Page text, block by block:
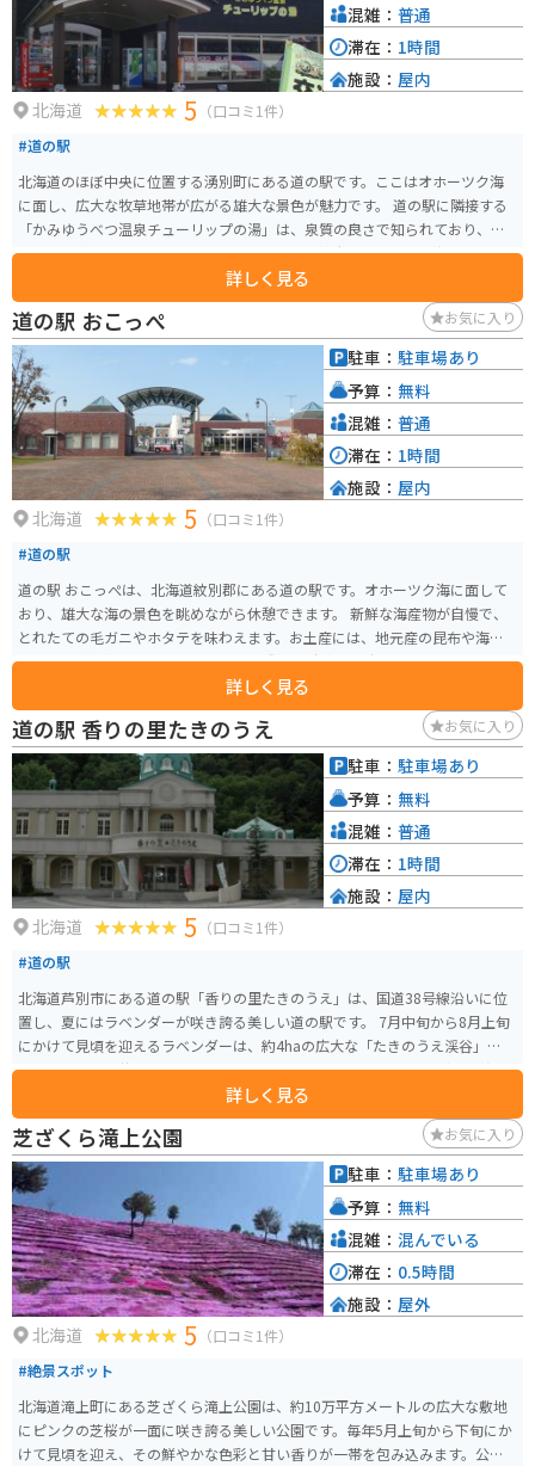
北海道 5 （口コミ1件）
#道の駅
北海道のほぼ中央に位置する湧別町にある道の駅です。ここはオホーツク海
に面し、広大な牧草地帯が広がる雄大な景色が魅力です。 道の駅に隣接する
「かみゆうべつ温泉チューリップの湯」は、泉質の良さで知られており、旅
の疲れを癒すのに最適です。露天風呂からは、雄大なオホーツク海を眺める
ことができます。また、地元の食材をふんだんに使ったレストランや、特産
品を販売するショップもあります。 バイクで訪れる際は、オホーツク海沿岸
を走る国道238号線がおすすめです。風を感じながら、雄大な景色を楽しむこ
とができます。周辺には、サロマ湖や網走国定公園など、観光スポットも点在
しています。 名産品としては、オホーツク産の新鮮な魚介類や、地元産の牛
乳を使用したソフトクリームなどがおすすめです。道の駅のショップで購入
することができます。
詳しく見る
混雑： 普通
滞在： 1時間
施設： 屋内
道の駅 おこっぺ お気に入り
北海道 5 （口コミ1件）
#道の駅
道の駅 おこっぺは、北海道紋別郡にある道の駅です。オホーツク海に面して
おり、雄大な海の景色を眺めながら休憩できます。 新鮮な海産物が自慢で、
とれたての毛ガニやホタテを味わえます。お土産には、地元産の昆布や海産
物加工品が人気です。 バイクで訪れる際は、駐車場も広々としているので安
心です。オホーツク海沿岸をツーリングするライダーにとって、絶景とグルメ
が楽しめるおすすめの休憩スポットです。
詳しく見る
駐車： 駐車場あり
予算： 無料
混雑： 普通
滞在： 1時間
施設： 屋内
道の駅 香りの里たきのうえ お気に入り
北海道 5 （口コミ1件）
#道の駅
北海道芦別市にある道の駅「香りの里たきのうえ」は、国道38号線沿いに位
置し、夏にはラベンダーが咲き誇る美しい道の駅です。 7月中旬から8月上旬
にかけて見頃を迎えるラベンダーは、約4haの広大な「たきのうえ渓谷」を彩
り、その香りと共に訪れる人々を魅了します。 園内では、ラベンダーの摘み
取り体験もでき、お土産に持ち帰ることも可能です。 また、地元の特産品を
販売する直売所や、レストランもあり、地元の味覚を楽しむこともできま
す。 バイクで訪れる場合、国道38号線は走りやすく、景色も良いのでツーリ
ングにも最適です。 道の駅には広い駐車場も完備されているので、休憩場所
としても利用できます。 周辺には、滝の上公園や芦別温泉など観光スポット
も多いので、合わせて訪れるのもおすすめです。
詳しく見る
駐車： 駐車場あり
予算： 無料
混雑： 普通
滞在： 1時間
施設： 屋内
芝ざくら滝上公園 お気に入り
北海道 5 （口コミ1件）
#絶景スポット
北海道滝上町にある芝ざくら滝上公園は、約10万平方メートルの広大な敷地
にピンクの芝桜が一面に咲き誇る美しい公園です。毎年5月上旬から下旬にか
けて見頃を迎え、その鮮やかな色彩と甘い香りが一帯を包み込みます。公園
駐車： 駐車場あり
予算： 無料
混雑： 混んでいる
滞在： 0.5時間
施設： 屋外